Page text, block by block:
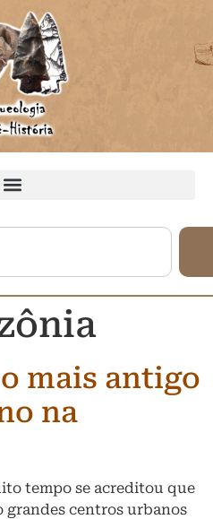
mais antigo
na
tempo se acreditou que
grandes centros urbanos